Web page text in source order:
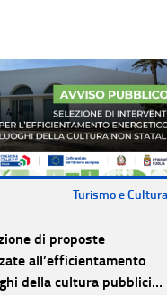
Turismo e Cultura
di proposte
all’efficientamento
della cultura pubblici